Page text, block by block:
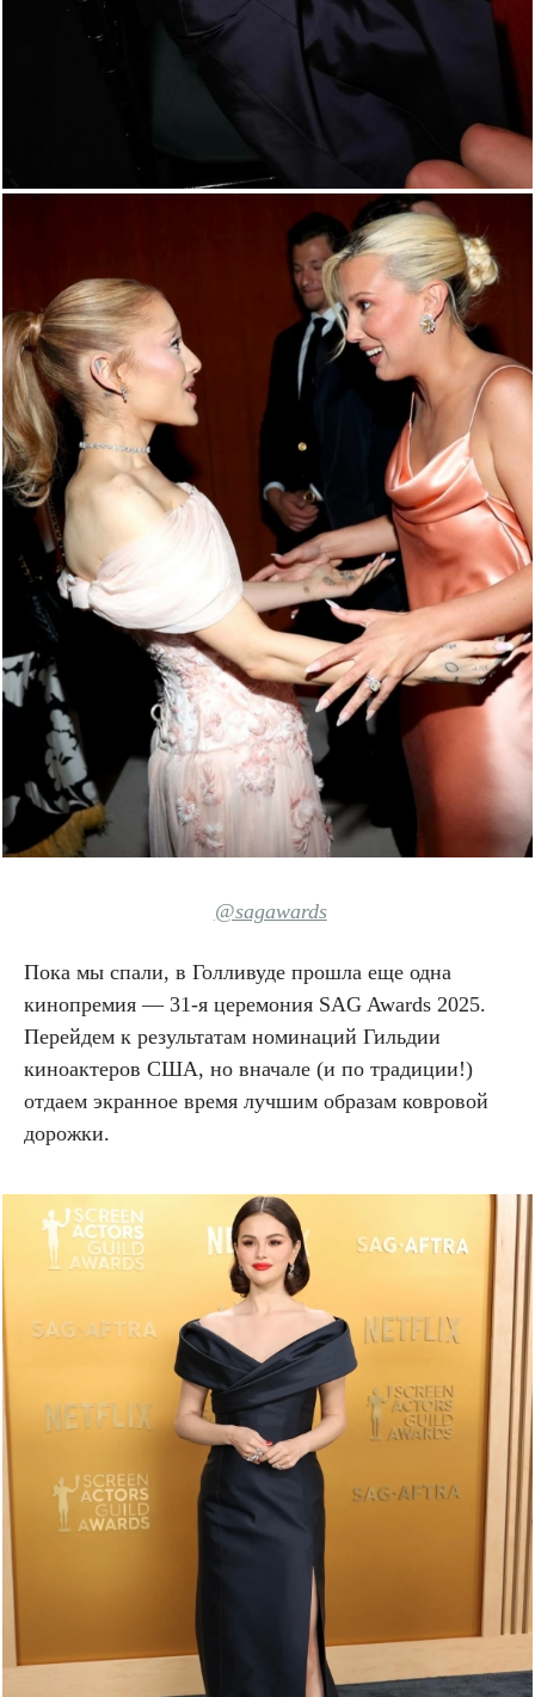
@sagawards
Пока мы спали, в Голливуде прошла еще одна
кинопремия — 31-я церемония SAG Awards 2025.
Перейдем к результатам номинаций Гильдии
киноактеров США, но вначале (и по традиции!)
отдаем экранное время лучшим образам ковровой
дорожки.